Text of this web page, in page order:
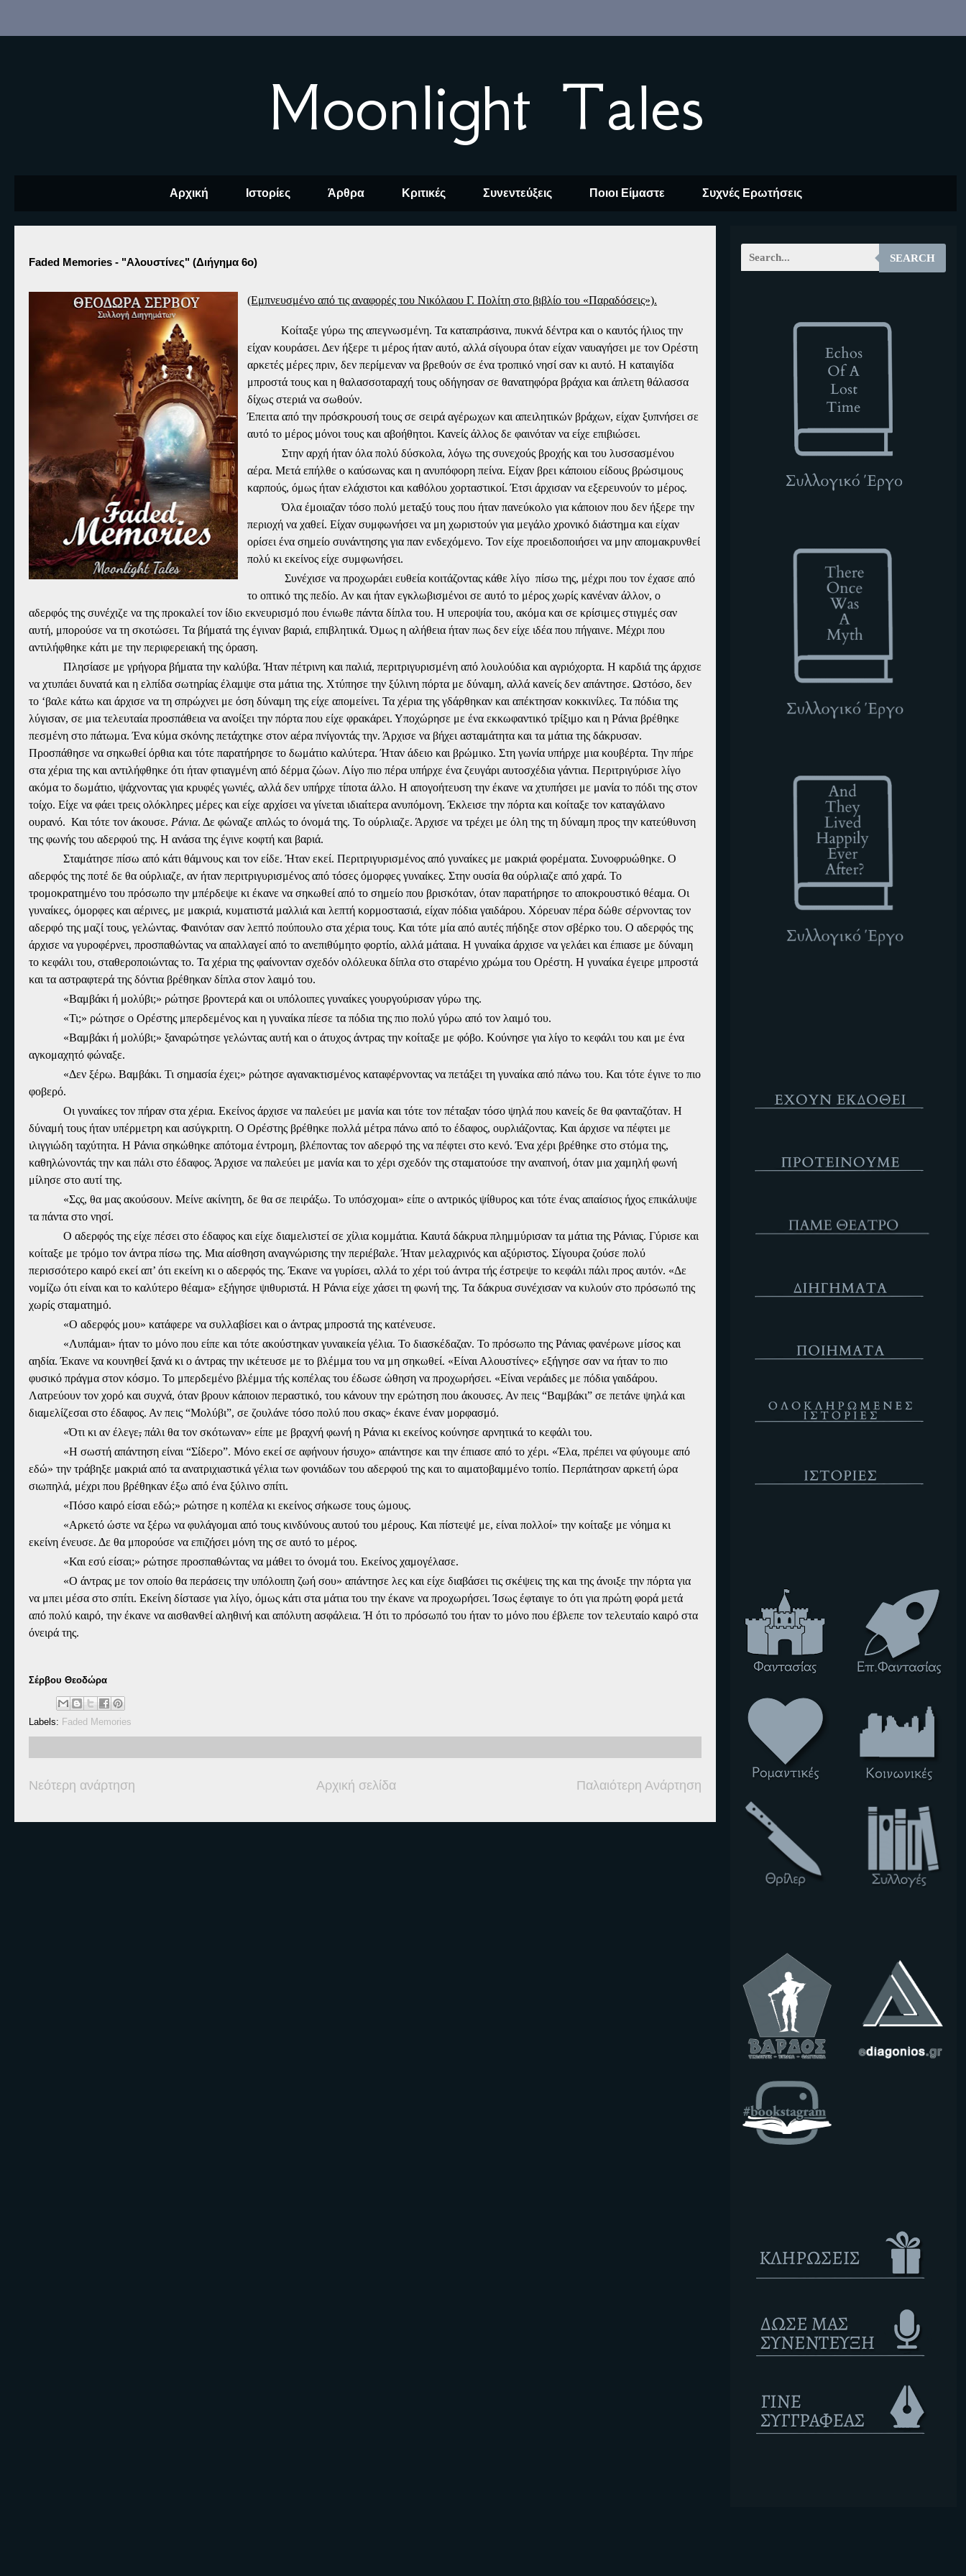
Moonlight Tales
Αρχική Ιστορίες Άρθρα Κριτικές Συνεντεύξεις Ποιοι Είμαστε Συχνές Ερωτήσεις
Faded Memories - "Αλουστίνες" (Διήγημα 6ο)
(Εμπνευσμένο από τις αναφορές του Νικόλαου Γ. Πολίτη στο βιβλίο του «Παραδόσεις»).
Κοίταξε γύρω της απεγνωσμένη. Τα καταπράσινα, πυκνά δέντρα και ο καυτός ήλιος την
είχαν κουράσει. Δεν ήξερε τι μέρος ήταν αυτό, αλλά σίγουρα όταν είχαν ναυαγήσει με τον Ορέστη
αρκετές μέρες πριν, δεν περίμεναν να βρεθούν σε ένα τροπικό νησί σαν κι αυτό. Η καταιγίδα
μπροστά τους και η θαλασσοταραχή τους οδήγησαν σε θανατηφόρα βράχια και άπλετη θάλασσα
δίχως στεριά να σωθούν.
Έπειτα από την πρόσκρουσή τους σε σειρά αγέρωχων και απειλητικών βράχων, είχαν ξυπνήσει σε
αυτό το μέρος μόνοι τους και αβοήθητοι. Κανείς άλλος δε φαινόταν να είχε επιβιώσει.
Στην αρχή ήταν όλα πολύ δύσκολα, λόγω της συνεχούς βροχής και του λυσσασμένου
αέρα. Μετά επήλθε ο καύσωνας και η ανυπόφορη πείνα. Είχαν βρει κάποιου είδους βρώσιμους
καρπούς, όμως ήταν ελάχιστοι και καθόλου χορταστικοί. Έτσι άρχισαν να εξερευνούν το μέρος.
Όλα έμοιαζαν τόσο πολύ μεταξύ τους που ήταν πανεύκολο για κάποιον που δεν ήξερε την
περιοχή να χαθεί. Είχαν συμφωνήσει να μη χωριστούν για μεγάλο χρονικό διάστημα και είχαν
ορίσει ένα σημείο συνάντησης για παν ενδεχόμενο. Τον είχε προειδοποιήσει να μην απομακρυνθεί
πολύ κι εκείνος είχε συμφωνήσει.
Συνέχισε να προχωράει ευθεία κοιτάζοντας κάθε λίγο πίσω της, μέχρι που τον έχασε από
το οπτικό της πεδίο. Αν και ήταν εγκλωβισμένοι σε αυτό το μέρος χωρίς κανέναν άλλον, ο
αδερφός της συνέχιζε να της προκαλεί τον ίδιο εκνευρισμό που ένιωθε πάντα δίπλα του. Η υπεροψία του, ακόμα και σε κρίσιμες στιγμές σαν
αυτή, μπορούσε να τη σκοτώσει. Τα βήματά της έγιναν βαριά, επιβλητικά. Όμως η αλήθεια ήταν πως δεν είχε ιδέα που πήγαινε. Μέχρι που
αντιλήφθηκε κάτι με την περιφερειακή της όραση.
Πλησίασε με γρήγορα βήματα την καλύβα. Ήταν πέτρινη και παλιά, περιτριγυρισμένη από λουλούδια και αγριόχορτα. Η καρδιά της άρχισε
να χτυπάει δυνατά και η ελπίδα σωτηρίας έλαμψε στα μάτια της. Χτύπησε την ξύλινη πόρτα με δύναμη, αλλά κανείς δεν απάντησε. Ωστόσο, δεν
το ‘βαλε κάτω και άρχισε να τη σπρώχνει με όση δύναμη της είχε απομείνει. Τα χέρια της γδάρθηκαν και απέκτησαν κοκκινίλες. Τα πόδια της
λύγισαν, σε μια τελευταία προσπάθεια να ανοίξει την πόρτα που είχε φρακάρει. Υποχώρησε με ένα εκκωφαντικό τρίξιμο και η Ράνια βρέθηκε
πεσμένη στο πάτωμα. Ένα κύμα σκόνης πετάχτηκε στον αέρα πνίγοντάς την. Άρχισε να βήχει ασταμάτητα και τα μάτια της δάκρυσαν.
Προσπάθησε να σηκωθεί όρθια και τότε παρατήρησε το δωμάτιο καλύτερα. Ήταν άδειο και βρώμικο. Στη γωνία υπήρχε μια κουβέρτα. Την πήρε
στα χέρια της και αντιλήφθηκε ότι ήταν φτιαγμένη από δέρμα ζώων. Λίγο πιο πέρα υπήρχε ένα ζευγάρι αυτοσχέδια γάντια. Περιτριγύρισε λίγο
ακόμα το δωμάτιο, ψάχνοντας για κρυφές γωνιές, αλλά δεν υπήρχε τίποτα άλλο. Η απογοήτευση την έκανε να χτυπήσει με μανία το πόδι της στον
τοίχο. Είχε να φάει τρεις ολόκληρες μέρες και είχε αρχίσει να γίνεται ιδιαίτερα ανυπόμονη. Έκλεισε την πόρτα και κοίταξε τον καταγάλανο
ουρανό. Και τότε τον άκουσε. Ράνια. Δε φώναζε απλώς το όνομά της. Το ούρλιαζε. Άρχισε να τρέχει με όλη της τη δύναμη προς την κατεύθυνση
της φωνής του αδερφού της. Η ανάσα της έγινε κοφτή και βαριά.
Σταμάτησε πίσω από κάτι θάμνους και τον είδε. Ήταν εκεί. Περιτριγυρισμένος από γυναίκες με μακριά φορέματα. Συνοφρυώθηκε. Ο
αδερφός της ποτέ δε θα ούρλιαζε, αν ήταν περιτριγυρισμένος από τόσες όμορφες γυναίκες. Στην ουσία θα ούρλιαζε από χαρά. Το
τρομοκρατημένο του πρόσωπο την μπέρδεψε κι έκανε να σηκωθεί από το σημείο που βρισκόταν, όταν παρατήρησε το αποκρουστικό θέαμα. Οι
γυναίκες, όμορφες και αέρινες, με μακριά, κυματιστά μαλλιά και λεπτή κορμοστασιά, είχαν πόδια γαιδάρου. Χόρευαν πέρα δώθε σέρνοντας τον
αδερφό της μαζί τους, γελώντας. Φαινόταν σαν λεπτό πούπουλο στα χέρια τους. Και τότε μία από αυτές πήδηξε στον σβέρκο του. Ο αδερφός της
άρχισε να γυροφέρνει, προσπαθώντας να απαλλαγεί από το ανεπιθύμητο φορτίο, αλλά μάταια. Η γυναίκα άρχισε να γελάει και έπιασε με δύναμη
το κεφάλι του, σταθεροποιώντας το. Τα χέρια της φαίνονταν σχεδόν ολόλευκα δίπλα στο σταρένιο χρώμα του Ορέστη. Η γυναίκα έγειρε μπροστά
και τα αστραφτερά της δόντια βρέθηκαν δίπλα στον λαιμό του.
«Βαμβάκι ή μολύβι;» ρώτησε βροντερά και οι υπόλοιπες γυναίκες γουργούρισαν γύρω της.
«Τι;» ρώτησε ο Ορέστης μπερδεμένος και η γυναίκα πίεσε τα πόδια της πιο πολύ γύρω από τον λαιμό του.
«Βαμβάκι ή μολύβι;» ξαναρώτησε γελώντας αυτή και ο άτυχος άντρας την κοίταξε με φόβο. Κούνησε για λίγο το κεφάλι του και με ένα
αγκομαχητό φώναξε.
«Δεν ξέρω. Βαμβάκι. Τι σημασία έχει;» ρώτησε αγανακτισμένος καταφέρνοντας να πετάξει τη γυναίκα από πάνω του. Και τότε έγινε το πιο
φοβερό.
Οι γυναίκες τον πήραν στα χέρια. Εκείνος άρχισε να παλεύει με μανία και τότε τον πέταξαν τόσο ψηλά που κανείς δε θα φανταζόταν. Η
δύναμή τους ήταν υπέρμετρη και ασύγκριτη. Ο Ορέστης βρέθηκε πολλά μέτρα πάνω από το έδαφος, ουρλιάζοντας. Και άρχισε να πέφτει με
ιλιγγιώδη ταχύτητα. Η Ράνια σηκώθηκε απότομα έντρομη, βλέποντας τον αδερφό της να πέφτει στο κενό. Ένα χέρι βρέθηκε στο στόμα της,
καθηλώνοντάς την και πάλι στο έδαφος. Άρχισε να παλεύει με μανία και το χέρι σχεδόν της σταματούσε την αναπνοή, όταν μια χαμηλή φωνή
μίλησε στο αυτί της.
«Σςς, θα μας ακούσουν. Μείνε ακίνητη, δε θα σε πειράξω. Το υπόσχομαι» είπε ο αντρικός ψίθυρος και τότε ένας απαίσιος ήχος επικάλυψε
τα πάντα στο νησί.
Ο αδερφός της είχε πέσει στο έδαφος και είχε διαμελιστεί σε χίλια κομμάτια. Καυτά δάκρυα πλημμύρισαν τα μάτια της Ράνιας. Γύρισε και
κοίταξε με τρόμο τον άντρα πίσω της. Μια αίσθηση αναγνώρισης την περιέβαλε. Ήταν μελαχρινός και αξύριστος. Σίγουρα ζούσε πολύ
περισσότερο καιρό εκεί απ’ ότι εκείνη κι ο αδερφός της. Έκανε να γυρίσει, αλλά το χέρι τού άντρα τής έστρεψε το κεφάλι πάλι προς αυτόν. «Δε
νομίζω ότι είναι και το καλύτερο θέαμα» εξήγησε ψιθυριστά. Η Ράνια είχε χάσει τη φωνή της. Τα δάκρυα συνέχισαν να κυλούν στο πρόσωπό της
χωρίς σταματημό.
«Ο αδερφός μου» κατάφερε να συλλαβίσει και ο άντρας μπροστά της κατένευσε.
«Λυπάμαι» ήταν το μόνο που είπε και τότε ακούστηκαν γυναικεία γέλια. Το διασκέδαζαν. Το πρόσωπο της Ράνιας φανέρωνε μίσος και
αηδία. Έκανε να κουνηθεί ξανά κι ο άντρας την ικέτευσε με το βλέμμα του να μη σηκωθεί. «Είναι Αλουστίνες» εξήγησε σαν να ήταν το πιο
φυσικό πράγμα στον κόσμο. Το μπερδεμένο βλέμμα τής κοπέλας του έδωσε ώθηση να προχωρήσει. «Είναι νεράιδες με πόδια γαιδάρου.
Λατρεύουν τον χορό και συχνά, όταν βρουν κάποιον περαστικό, του κάνουν την ερώτηση που άκουσες. Αν πεις “Βαμβάκι” σε πετάνε ψηλά και
διαμελίζεσαι στο έδαφος. Αν πεις “Μολύβι”, σε ζουλάνε τόσο πολύ που σκας» έκανε έναν μορφασμό.
«Ότι κι αν έλεγε, πάλι θα τον σκότωναν» είπε με βραχνή φωνή η Ράνια κι εκείνος κούνησε αρνητικά το κεφάλι του.
«Η σωστή απάντηση είναι “Σίδερο”. Μόνο εκεί σε αφήνουν ήσυχο» απάντησε και την έπιασε από το χέρι. «Έλα, πρέπει να φύγουμε από
εδώ» την τράβηξε μακριά από τα ανατριχιαστικά γέλια των φονιάδων του αδερφού της και το αιματοβαμμένο τοπίο. Περπάτησαν αρκετή ώρα
σιωπηλά, μέχρι που βρέθηκαν έξω από ένα ξύλινο σπίτι.
«Πόσο καιρό είσαι εδώ;» ρώτησε η κοπέλα κι εκείνος σήκωσε τους ώμους.
«Αρκετό ώστε να ξέρω να φυλάγομαι από τους κινδύνους αυτού του μέρους. Και πίστεψέ με, είναι πολλοί» την κοίταξε με νόημα κι
εκείνη ένευσε. Δε θα μπορούσε να επιζήσει μόνη της σε αυτό το μέρος.
«Και εσύ είσαι;» ρώτησε προσπαθώντας να μάθει το όνομά του. Εκείνος χαμογέλασε.
«Ο άντρας με τον οποίο θα περάσεις την υπόλοιπη ζωή σου» απάντησε λες και είχε διαβάσει τις σκέψεις της και της άνοιξε την πόρτα για
να μπει μέσα στο σπίτι. Εκείνη δίστασε για λίγο, όμως κάτι στα μάτια του την έκανε να προχωρήσει. Ίσως έφταιγε το ότι για πρώτη φορά μετά
από πολύ καιρό, την έκανε να αισθανθεί αληθινή και απόλυτη ασφάλεια. Ή ότι το πρόσωπό του ήταν το μόνο που έβλεπε τον τελευταίο καιρό στα
όνειρά της.
Σέρβου Θεοδώρα
Labels: Faded Memories
Νεότερη ανάρτηση Παλαιότερη Ανάρτηση
Αρχική σελίδα
SEARCH